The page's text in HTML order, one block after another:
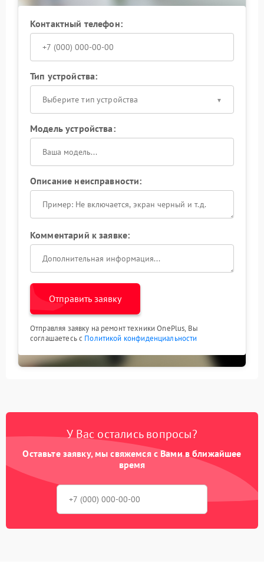
Контактный телефон:
Тип устройства:
Выберите тип устройства
Модель устройства:
Описание неисправности:
Комментарий к заявке:
Отправить заявку
Отправляя заявку на ремонт техники OnePlus, Вы
соглашаетесь с Политикой конфиденциальности
У Вас остались вопросы?
Оставьте заявку, мы свяжемся с Вами в ближайшее
время